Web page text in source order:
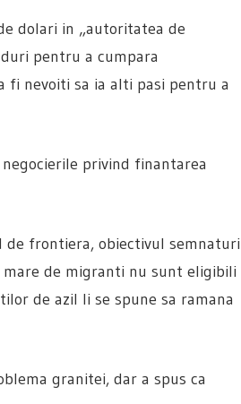
dolari in „autoritatea de
pentru a cumpara
fi nevoiti sa ia alti pasi pentru a
privind finantarea
de frontiera, obiectivul semnaturi
de migranti nu sunt eligibili
de azil li se spune sa ramana
granitei, dar a spus ca